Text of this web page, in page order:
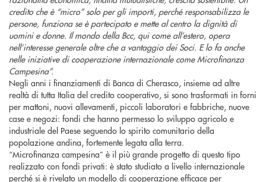
credito che è “micro” solo per gli importi, perché responsabilizza le
persone, funziona se è partecipato e mette al centro la dignità di
uomini e donne. Il mondo della Bcc, qui come all’estero, opera
nell’interesse generale oltre che a vantaggio dei Soci. E lo fa anche
nelle iniziative di cooperazione internazionale come Microfinanza
Campesina”.
Negli anni i finanziamenti di Banca di Cherasco, insieme ad altre
realtà di tutta Italia del credito cooperativo, si sono trasformati in forni
per mattoni, nuovi allevamenti, piccoli laboratori e fabbriche, nuove
case e negozi: fondi che hanno permesso lo sviluppo agricolo e
industriale del Paese seguendo lo spirito comunitario della
popolazione andina, fortemente legata alla terra.
“Microfinanza campesina” è il più grande progetto di questo tipo
realizzato con fondi privati: è stato studiato a livello internazionale
perché si è rivelato un modello di cooperazione efficace per